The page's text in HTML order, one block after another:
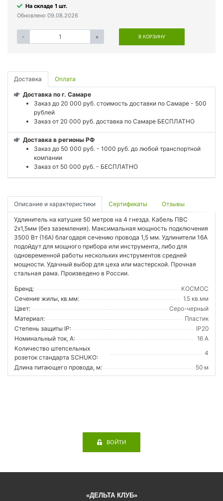
На складе 1 шт.
Обновлено 09.08.2026
- + В КОРЗИНУ
Доставка Оплата
Доставка по г. Самаре
Заказ до 20 000 руб. стоимость доставки по Самаре - 500
рублей
Заказ от 20 000 руб. доставка по Самаре БЕСПЛАТНО
Доставка в регионы РФ
Заказ до 50 000 руб. - 1000 руб. до любой транспортной
компании
Заказ от 50 000 руб. - БЕСПЛАТНО
Описание и характеристики Сертификаты Отзывы
Удлинитель на катушке 50 метров на 4 гнезда. Кабель ПВС
2х1,5мм (без заземления). Максимальная мощность подключения
3500 Вт (16А) благодаря сечению провода 1,5 мм. Удлинители 16А
подойдут для мощного прибора или инструмента, либо для
одновременной работы нескольких инструментов средней
мощности. Удачный выбор для цеха или мастерской. Прочная
стальная рама. Произведено в России.
Бренд:
КОСМОС
Сечение жилы, кв.мм:
1.5 кв.мм
Цвет:
Серо-черный
Материал:
Пластик
Степень защиты IP:
IP20
Номинальный ток, А:
16 А
Количество штепсельных
розеток стандарта SCHUKO:
4
Длина питающего провода, м:
50 м
ВОЙТИ
«ДЕЛЬТА КЛУБ»